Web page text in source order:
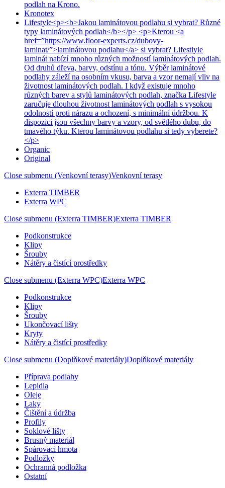
podlah na Krono.
Kronotex
Lifestyle<p><b>Jakou laminátovou podlahu si vybrat? Různé
typy laminátových podlah</b></p> <p>Kterou <a
href=”https://www.floor-experts.cz/dubovy-
laminat/”>laminátovou podlahu</a> si vybrat? Lifestlyle
laminát nabízí mnoho různých možností laminátových podlah.
Od druhů dřeva, barvy, odstínu a tónu. Výběr laminátové
podlahy záleží na osobním vkusu, barva a vzor nemají vliv na
životnost laminátových podlah. I když existuje mnoho
různých barev a stylů laminátových podlah, značka Lifestyle
zaručuje dlouhou životnost laminátových podlah s vysokou
odolností proti nárazu a ochození, s minimální údržbou. K
dispozici jsou všechny barvy a vzory, od světlého dubu, do
tmavého týku. Kterou laminátovou podlahu si tedy vyberete?
</p>
Organic
Original
Close submenu (Venkovní terasy)Venkovní terasy
Exterra TIMBER
Exterra WPC
Close submenu (Exterra TIMBER)Exterra TIMBER
Podkonstrukce
Klipy
Šrouby
Nátěry a čistící prostředky
Close submenu (Exterra WPC)Exterra WPC
Podkonstrukce
Klipy
Šrouby
Ukončovací lišty
Kryty
Nátěry a čistící prostředky
Close submenu (Doplňkové materiály)Doplňkové materiály
Příprava podlahy
Lepidla
Oleje
Laky
Čištění a údržba
Profily
Soklové lišty
Brusný materiál
Spárovací hmota
Podložky
Ochranná podložka
Ostatní